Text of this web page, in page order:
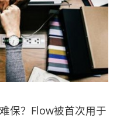
保？Flow被首次用于